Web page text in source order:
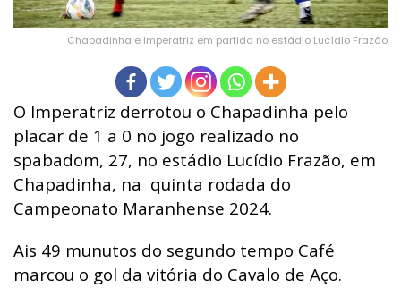
Chapadinha e Imperatriz em partida no estádio Lucídio Frazão
O Imperatriz derrotou o Chapadinha pelo
placar de 1 a 0 no jogo realizado no
spabadom, 27, no estádio Lucídio Frazão, em
Chapadinha, na quinta rodada do
Campeonato Maranhense 2024.
Ais 49 munutos do segundo tempo Café
marcou o gol da vitória do Cavalo de Aço.